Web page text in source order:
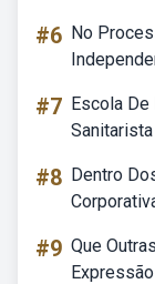
#6 No
#7 Escola
#8 Dentro
#9 Que